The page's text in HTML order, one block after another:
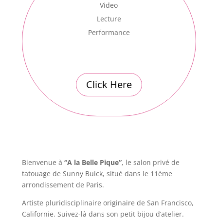
Video
Lecture
Performance
Click Here
Bienvenue à “A la Belle Pique”, le salon privé de
tatouage de Sunny Buick, situé dans le 11ème
arrondissement de Paris.
Artiste pluridisciplinaire originaire de San Francisco,
Californie. Suivez-là dans son petit bijou d’atelier.